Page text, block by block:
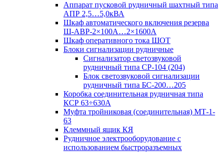
Аппарат пусковой рудничный шахтный типа
АПР 2,5…5,0кВА
Шкаф автоматического включения резерва
Ш-АВР-2×100А…2×1600А
Шкаф оперативного тока ШОТ
Блоки сигнализации рудничные
Сигнализатор светозвуковой
рудничный типа СР-104 (204)
Блок светозвуковой сигнализации
рудничный типа БС-200…205
Коробка соединительная рудничная типа
КСР 63÷630А
Муфта тройниковая (соединительная) МТ-1-
63
Клеммный ящик КЯ
Рудничное электрооборудование с
использованием быстроразъемных